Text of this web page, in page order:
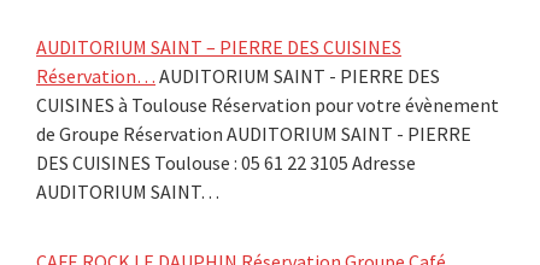
AUDITORIUM SAINT – PIERRE DES CUISINES
Réservation… AUDITORIUM SAINT - PIERRE DES
CUISINES à Toulouse Réservation pour votre évènement
de Groupe Réservation AUDITORIUM SAINT - PIERRE
DES CUISINES Toulouse : 05 61 22 3105 Adresse
AUDITORIUM SAINT…